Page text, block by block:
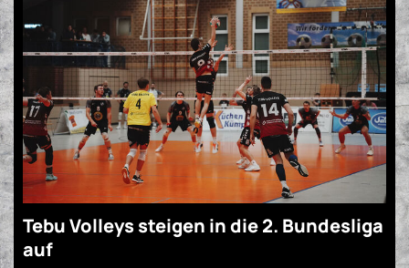
Tebu Volleys steigen in die 2. Bundesliga
auf